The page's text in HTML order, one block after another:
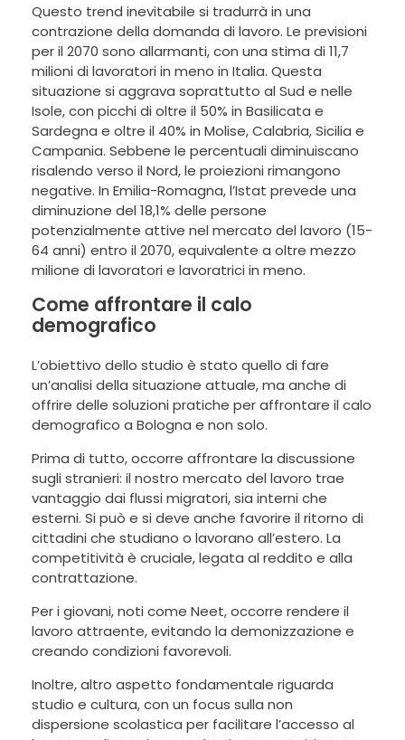
Questo trend inevitabile si tradurrà in una
contrazione della domanda di lavoro. Le previsioni
per il 2070 sono allarmanti, con una stima di 11,7
milioni di lavoratori in meno in Italia. Questa
situazione si aggrava soprattutto al Sud e nelle
Isole, con picchi di oltre il 50% in Basilicata e
Sardegna e oltre il 40% in Molise, Calabria, Sicilia e
Campania. Sebbene le percentuali diminuiscano
risalendo verso il Nord, le proiezioni rimangono
negative. In Emilia-Romagna, l’Istat prevede una
diminuzione del 18,1% delle persone
potenzialmente attive nel mercato del lavoro (15-
64 anni) entro il 2070, equivalente a oltre mezzo
milione di lavoratori e lavoratrici in meno.
Come affrontare il calo
demografico
L’obiettivo dello studio è stato quello di fare
un’analisi della situazione attuale, ma anche di
offrire delle soluzioni pratiche per affrontare il calo
demografico a Bologna e non solo.
Prima di tutto, occorre affrontare la discussione
sugli stranieri: il nostro mercato del lavoro trae
vantaggio dai flussi migratori, sia interni che
esterni. Si può e si deve anche favorire il ritorno di
cittadini che studiano o lavorano all’estero. La
competitività è cruciale, legata al reddito e alla
contrattazione.
Per i giovani, noti come Neet, occorre rendere il
lavoro attraente, evitando la demonizzazione e
creando condizioni favorevoli.
Inoltre, altro aspetto fondamentale riguarda
studio e cultura, con un focus sulla non
dispersione scolastica per facilitare l’accesso al